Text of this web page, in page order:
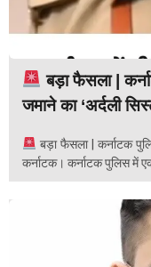
बड़ा फैसला |
जमाने का ‘अर्दली
बड़ा फैसला | कर्नाटक
कर्नाटक। कर्नाटक पुलिस में